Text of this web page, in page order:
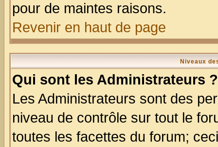
pour de maintes raisons.
Revenir en haut de page
Niveaux
Qui sont les Administrateurs ?
Les Administrateurs sont des
niveau de contrôle sur tout le
toutes les facettes du forum;